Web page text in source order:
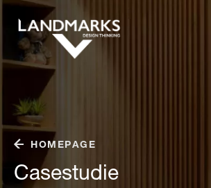
HOMEPAGE
Casestudie